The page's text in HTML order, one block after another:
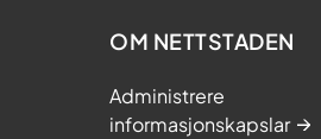
OM NETTSTADEN
Administrere
informasjonskapslar